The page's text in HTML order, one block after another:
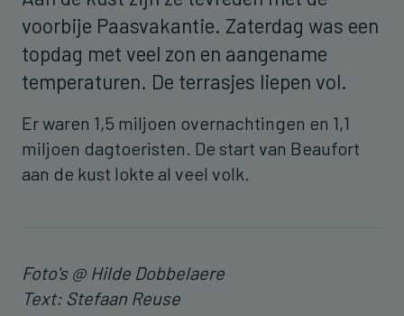
voorbije Paasvakantie. Zaterdag was een
topdag met veel zon en aangename
temperaturen. De terrasjes liepen vol.
Er waren 1,5 miljoen overnachtingen en 1,1
miljoen dagtoeristen. De start van Beaufort
aan de kust lokte al veel volk.
Foto's @ Hilde Dobbelaere
Text: Stefaan Reuse